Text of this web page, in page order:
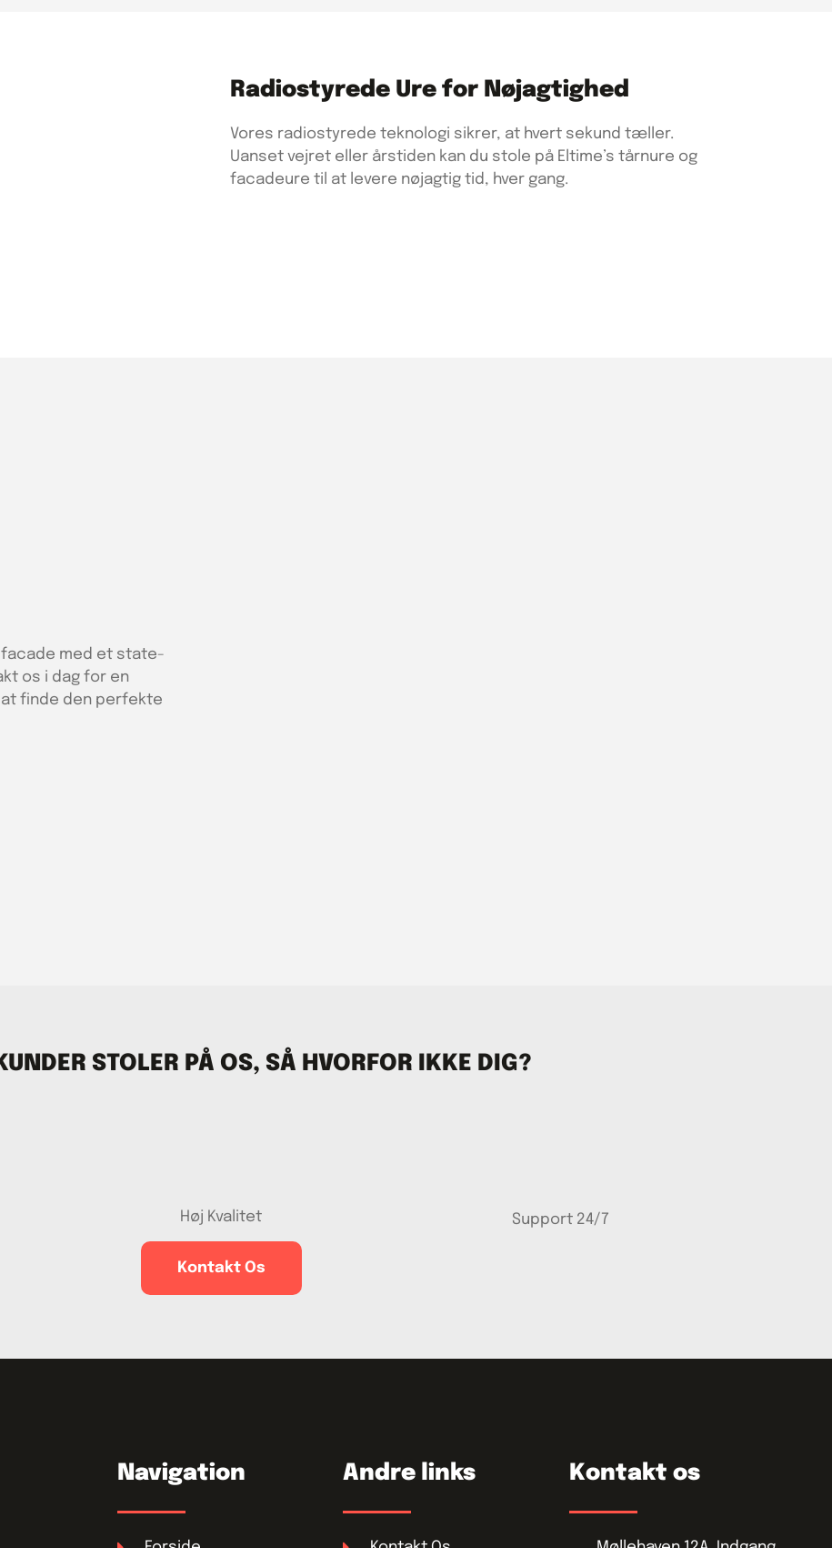
Radiostyrede Ure for Nøjagtighed
Vores radiostyrede teknologi sikrer, at hvert sekund tæller.
Uanset vejret eller årstiden kan du stole på Eltime’s tårnure og
facadeure til at levere nøjagtig tid, hver gang.
facade med et state-
os i dag for en
finde den perfekte
STOLER PÅ OS, SÅ HVORFOR IKKE DIG?
Høj Kvalitet Support 24/7
Kontakt Os
Navigation Andre links Kontakt os